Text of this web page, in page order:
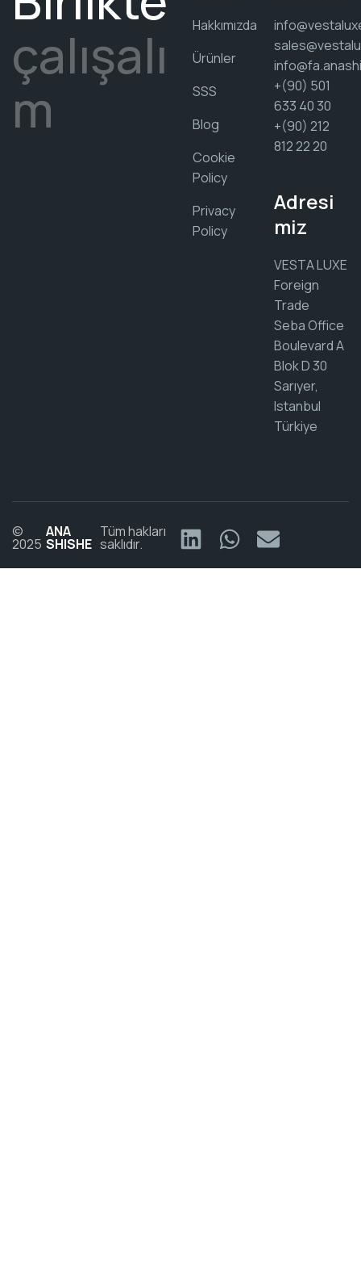
çalışalı
m
Hakkımızda
Ürünler
SSS
Blog
Cookie
Policy
Privacy
Policy
+(90) 501
633 40 30
+(90) 212
812 22 20
Adresi
miz
VESTA LUXE
Foreign
Trade
Seba Office
Boulevard A
Blok D 30
Sarıyer,
Istanbul
Türkiye
©
2025
ANA
SHISHE
Tüm hakları
saklıdır.